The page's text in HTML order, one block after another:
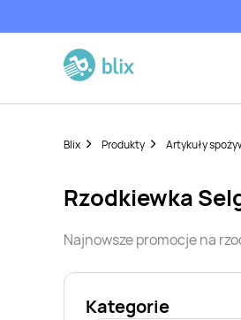
Blix Produkty Artykuły
rzodkiewka
Najnowsze promocje na
Kategorie